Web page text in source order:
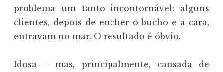
problema um tanto incontornável: alguns
clientes, depois de encher o bucho e a cara,
entravam no mar. O resultado é óbvio.
Idosa – mas, principalmente, cansada de